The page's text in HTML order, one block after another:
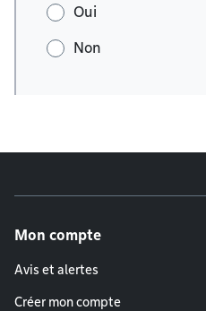
Oui
Non
Mon compte
Avis et alertes
Créer mon compte